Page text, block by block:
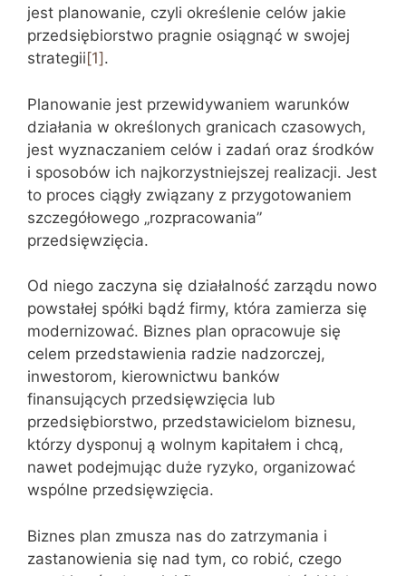
jest planowanie, czyli określenie celów jakie
przedsiębiorstwo pragnie osiągnąć w swojej
strategii [1] .
Planowanie jest przewidywaniem warunków
działania w określonych granicach czasowych,
jest wyznaczaniem celów i zadań oraz środków
i sposobów ich najkorzystniejszej realizacji. Jest
to proces ciągły związany z przygotowaniem
szczegółowego „rozpracowania”
przedsięwzięcia.
Od niego zaczyna się działalność zarządu nowo
powstałej spółki bądź firmy, która zamierza się
modernizować. Biznes plan opracowuje się
celem przedstawienia radzie nadzorczej,
inwestorom, kierownictwu banków
finansujących przedsięwzięcia lub
przedsiębiorstwo, przedstawicielom biznesu,
którzy dysponuj ą wolnym kapitałem i chcą,
nawet podejmując duże ryzyko, organizować
wspólne przedsięwzięcia.
Biznes plan zmusza nas do zatrzymania i
zastanowienia się nad tym, co robić, czego